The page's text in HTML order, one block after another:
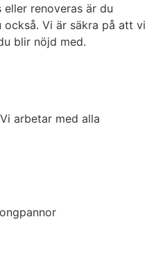
renoveras är du
Vi är säkra på att vi
blir nöjd med.
arbetar med alla